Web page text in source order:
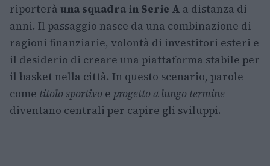
riporterà una squadra in Serie A a distanza di
anni. Il passaggio nasce da una combinazione di
ragioni finanziarie, volontà di investitori esteri e
il desiderio di creare una piattaforma stabile per
il basket nella città. In questo scenario, parole
come titolo sportivo e progetto a lungo termine
diventano centrali per capire gli sviluppi.